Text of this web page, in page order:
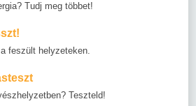
Tudj meg többet!
feszült helyzeteken.
Teszteld!